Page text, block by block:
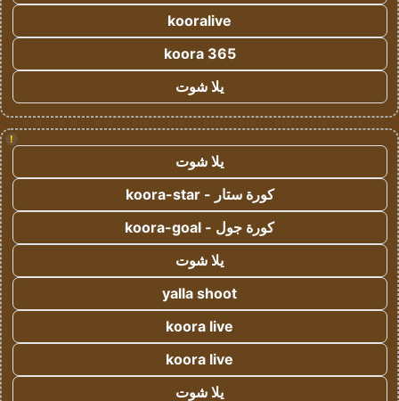
kooralive
koora 365
يلا شوت
!
يلا شوت
كورة ستار - koora-star
كورة جول - koora-goal
يلا شوت
yalla shoot
koora live
koora live
يلا شوت